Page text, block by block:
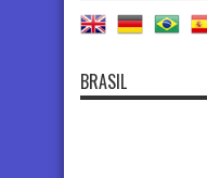
BRASIL